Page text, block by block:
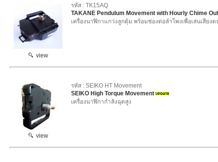
view
รหัส : TK15AQ
TAKANE Pendulum Movement with Hourly Chime
เครื่องนาฬิกาแกว่งลูกตุ้ม พร้อมช่องต่อลำโพงเพื่อเล่นเสียง
view
รหัส : SEIKO HT Movement
SEIKO High Torque Movement
เครื่องนาฬิกากำลังฉุดสูง